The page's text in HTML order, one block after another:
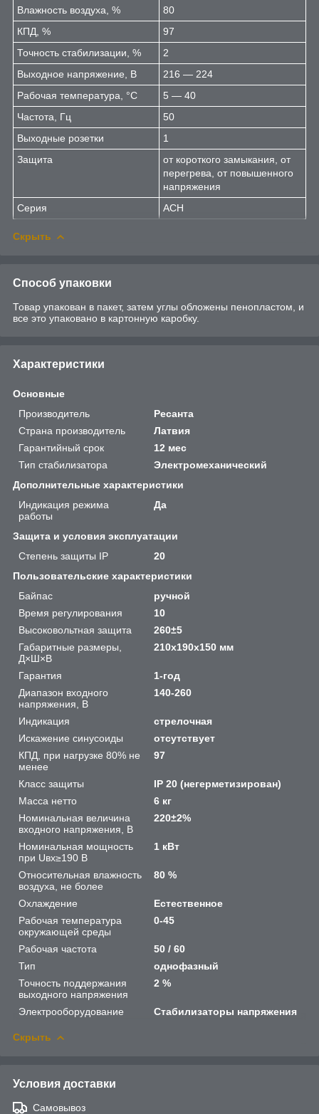
Влажность воздуха, %
80
КПД, %
97
Точность стабилизации, %
2
Выходное напряжение, В
216 — 224
Рабочая температура, °C
5 — 40
Частота, Гц
50
Выходные розетки
1
Защита
от короткого замыкания, от
перегрева, от повышенного
напряжения
Серия
АСН
Скрыть
Способ упаковки
Товар упакован в пакет, затем углы обложены пенопластом, и
все это упаковано в картонную каробку.
Характеристики
Основные
Производитель
Ресанта
Страна производитель
Латвия
Гарантийный срок
12 мес
Тип стабилизатора
Электромеханический
Дополнительные характеристики
Индикация режима
работы
Да
Защита и условия эксплуатации
Степень защиты IP
20
Пользовательские характеристики
Байпас
ручной
Время регулирования
10
Высоковольтная защита
260±5
Габаритные размеры,
Д×Ш×В
210х190х150 мм
Гарантия
1-год
Диапазон входного
напряжения, В
140-260
Индикация
стрелочная
Искажение синусоиды
отсутствует
КПД, при нагрузке 80% не
менее
97
Класс защиты
IP 20 (негерметизирован)
Масса нетто
6 кг
Номинальная величина
входного напряжения, В
220±2%
Номинальная мощность
при Uвх≥190 В
1 кВт
Относительная влажность
воздуха, не более
80 %
Охлаждение
Естественное
Рабочая температура
окружающей среды
0-45
Рабочая частота
50 / 60
Тип
однофазный
Точность поддержания
выходного напряжения
2 %
Электрооборудование Стабилизаторы напряжения
Скрыть
Условия доставки
Самовывоз